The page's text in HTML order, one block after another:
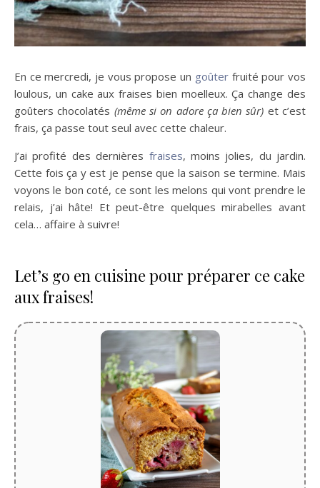
En ce mercredi, je vous propose un goûterfruité pour vos
loulous, un cake aux fraises bien moelleux. Ça change des
goûters chocolatés (même si on adore ça bien sûr) et c’est
frais, ça passe tout seul avec cette chaleur.
J’ai profité des dernières fraises, moins jolies, du jardin.
Cette fois ça y est je pense que la saison se termine. Mais
voyons le bon coté, ce sont les melons qui vont prendre le
relais, j’ai hâte! Et peut-être quelques mirabelles avant
cela… affaire à suivre!
Let’s go en cuisine pour préparer ce cake
aux fraises!